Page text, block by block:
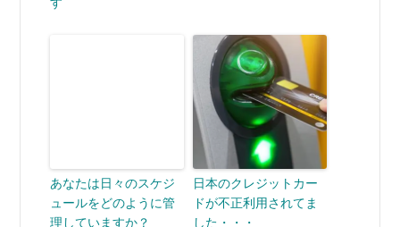
あなたは日々のスケジ
ュールをどのように管
理していますか？
日本のクレジットカー
ドが不正利用されてま
した・・・